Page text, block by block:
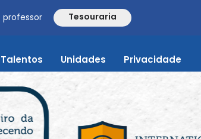
professor Tesouraria
Talentos Unidades Privacidade